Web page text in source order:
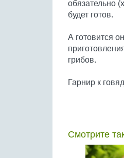
обязательно
будет готов.
А готовится
грибов.
Гарнир к
Смотрите